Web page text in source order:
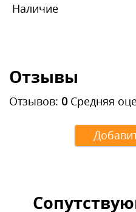
Наличие
Отзывы
Отзывов: 0 Средняя